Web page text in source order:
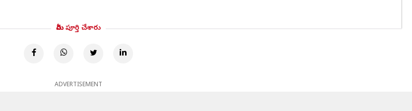
మీరు పూర్తి చేశారు
ADVERTISEMENT